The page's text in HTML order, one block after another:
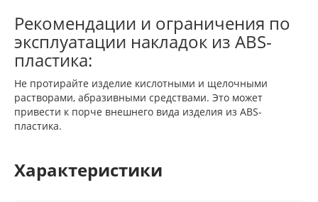
Рекомендации и ограничения по
эксплуатации накладок из ABS-
пластика:
Не протирайте изделие кислотными и щелочными
растворами, абразивными средствами. Это может
привести к порче внешнего вида изделия из ABS-
пластика.
Характеристики